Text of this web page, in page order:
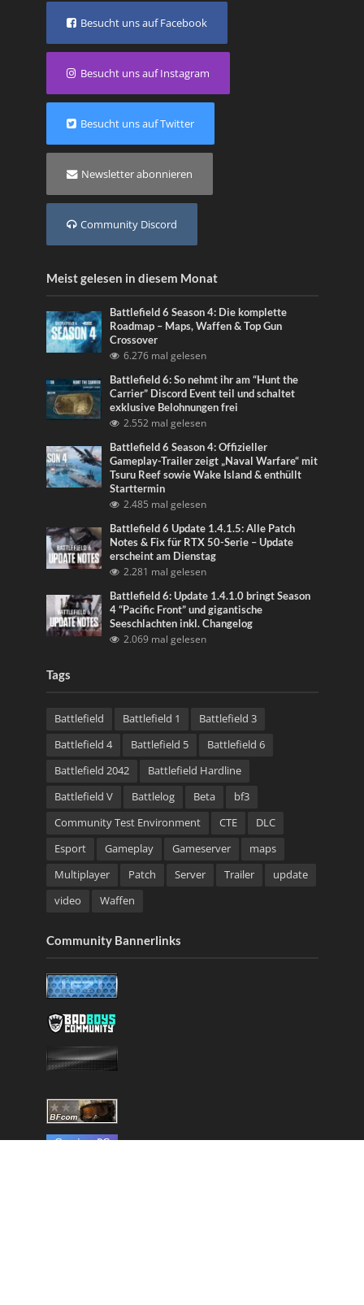
Besucht uns auf Facebook
Besucht uns auf Instagram
Besucht uns auf Twitter
Newsletter abonnieren
Community Discord
Meist gelesen in diesem Monat
Battlefield 6 Season 4: Die komplette
Roadmap – Maps, Waffen & Top Gun
Crossover
6.276 mal gelesen
Battlefield 6: So nehmt ihr am “Hunt the
Carrier” Discord Event teil und schaltet
exklusive Belohnungen frei
2.552 mal gelesen
Battlefield 6 Season 4: Offizieller
Gameplay-Trailer zeigt „Naval Warfare“ mit
Tsuru Reef sowie Wake Island & enthüllt
Starttermin
2.485 mal gelesen
Battlefield 6 Update 1.4.1.5: Alle Patch
Notes & Fix für RTX 50-Serie – Update
erscheint am Dienstag
2.281 mal gelesen
Battlefield 6: Update 1.4.1.0 bringt Season
4 “Pacific Front” und gigantische
Seeschlachten inkl. Changelog
2.069 mal gelesen
Tags
Battlefield Battlefield 1
Battlefield 3
Battlefield 4
Battlefield 5
Battlefield 6
Battlefield 2042
Battlefield Hardline
Battlefield V
Battlelog Beta
bf3
Community Test Environment
CTE
DLC
Esport
Gameplay Gameserver
maps
Multiplayer
Patch Server Trailer
update
video
Waffen
Community Bannerlinks